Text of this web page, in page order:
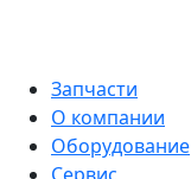
Запчасти
О компании
Оборудование